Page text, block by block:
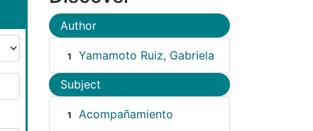
Author
1 Yamamoto Ruiz, Gabriela
Subject
1 Acompañamiento